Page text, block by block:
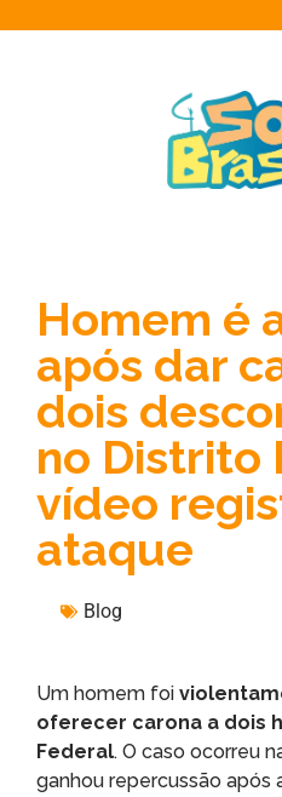
Homem é
após dar
dois
no Distrito
vídeo
ataque
Blog
Um homem foi
oferecer carona a dois
Federal. O caso ocorreu
ganhou repercussão após